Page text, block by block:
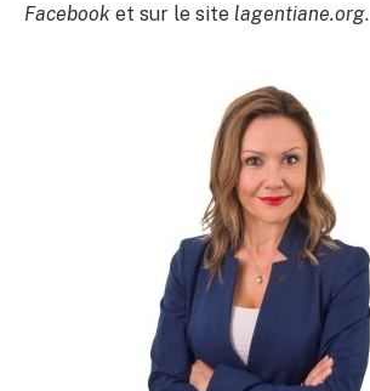
Facebook et sur le site lagentiane.org.